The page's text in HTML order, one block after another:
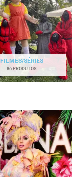
FILMES/SÉRIES
86 PRODUTOS